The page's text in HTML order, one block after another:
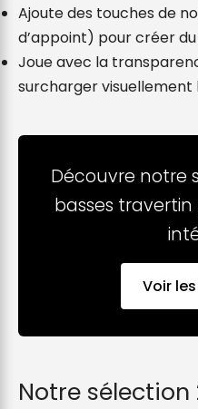
Ajoute des touches de
d’appoint) pour créer
Joue avec la
surcharger visuellement
Découvre notre
basses
Voir
Notre